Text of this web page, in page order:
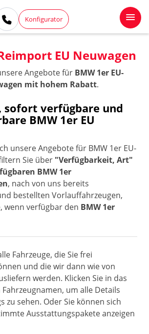
Konfigurator
EU Neuwagen
Angebote für BMW 1er EU-
mit hohem Rabatt.
sofort verfügbare und
BMW 1er EU
unsere Angebote für BMW 1er EU-
Sie über "Verfügbarkeit, Art"
BMW 1er
, nach von uns bereits
bestellten Vorlauffahrzeugen,
wenn verfügbar den BMW 1er
Fahrzeuge, die Sie frei
und die wir dann wie von
werden. Klicken Sie in das
um alle Details
zu sehen. Oder Sie können sich
Ausstattungspakete anzeigen